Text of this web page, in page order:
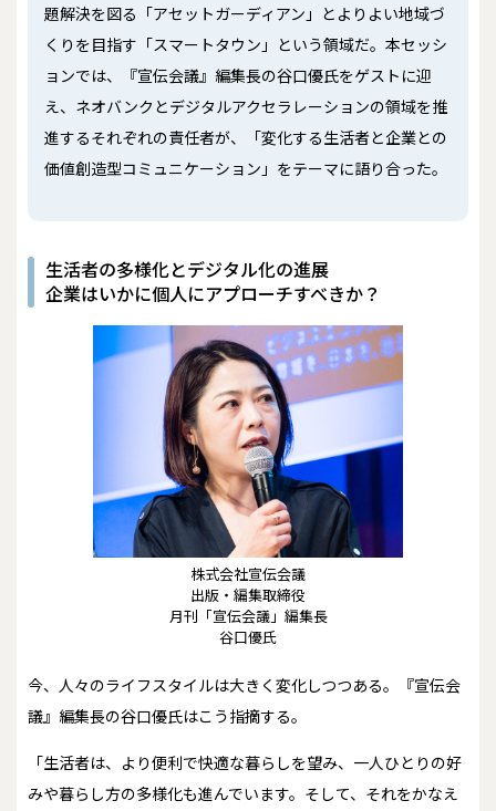
題解決を図る「アセットガーディアン」とよりよい地域づ
くりを目指す「スマートタウン」という領域だ。本セッシ
ョンでは、『宣伝会議』編集長の谷口優氏をゲストに迎
え、ネオバンクとデジタルアクセラレーションの領域を推
進するそれぞれの責任者が、「変化する生活者と企業との
価値創造型コミュニケーション」をテーマに語り合った。
生活者の多様化とデジタル化の進展
企業はいかに個人にアプローチすべきか？
株式会社宣伝会議
出版・編集取締役
月刊「宣伝会議」編集長
谷口優氏
今、人々のライフスタイルは大きく変化しつつある。『宣伝会
議』編集長の谷口優氏はこう指摘する。
「生活者は、より便利で快適な暮らしを望み、一人ひとりの好
みや暮らし方の多様化も進んでいます。そして、それをかなえ